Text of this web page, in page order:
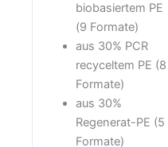
biobasiertem PE
(9 Formate)
aus 30% PCR
recyceltem PE (8
Formate)
aus 30%
Regenerat-PE (5
Formate)